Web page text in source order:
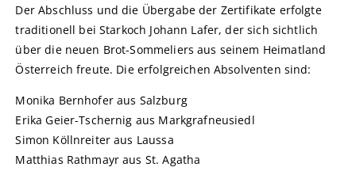
Der Abschluss und die Übergabe der Zertifikate erfolgte
traditionell bei Starkoch Johann Lafer, der sich sichtlich
über die neuen Brot-Sommeliers aus seinem Heimatland
Österreich freute. Die erfolgreichen Absolventen sind:
Monika Bernhofer aus Salzburg
Erika Geier-Tschernig aus Markgrafneusiedl
Simon Köllnreiter aus Laussa
Matthias Rathmayr aus St. Agatha